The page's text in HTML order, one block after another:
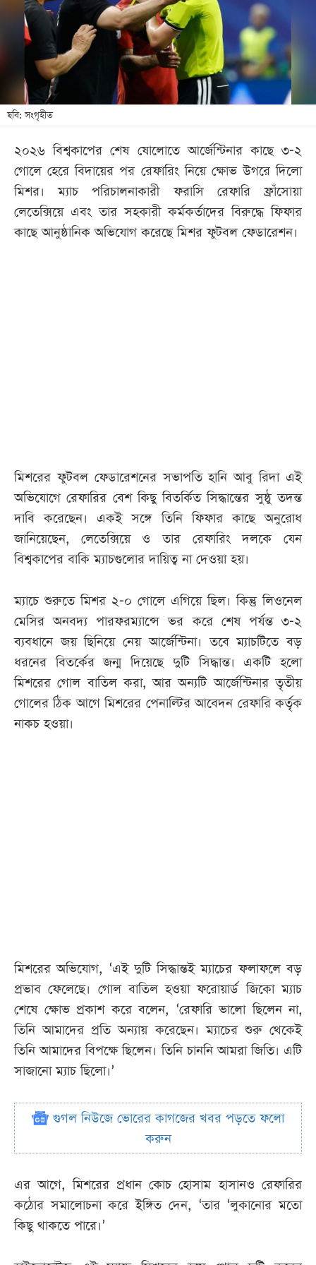
খেলা
বিনোদন
লাইফ
স্টাইল
শিক্ষা
সব
বিভাগ
ছবি: সংগৃহীত
২০২৬ বিশ্বকাপের শেষ ষোলোতে আর্জেন্টিনার কাছে ৩-২
গোলে হেরে বিদায়ের পর রেফারিং নিয়ে ক্ষোভ উগরে দিলো
মিশর। ম্যাচ পরিচালনাকারী ফরাসি রেফারি ফ্রাঁসোয়া
লেতেক্সিয়ে এবং তার সহকারী কর্মকর্তাদের বিরুদ্ধে ফিফার
কাছে আনুষ্ঠানিক অভিযোগ করেছে মিশর ফুটবল ফেডারেশন।
মিশরের ফুটবল ফেডারেশনের সভাপতি হানি আবু রিদা এই
অভিযোগে রেফারির বেশ কিছু বিতর্কিত সিদ্ধান্তের সুষ্ঠু তদন্ত
দাবি করেছেন। একই সঙ্গে তিনি ফিফার কাছে অনুরোধ
জানিয়েছেন, লেতেক্সিয়ে ও তার রেফারিং দলকে যেন
বিশ্বকাপের বাকি ম্যাচগুলোর দায়িত্ব না দেওয়া হয়।
ম্যাচে শুরুতে মিশর ২-০ গোলে এগিয়ে ছিল। কিন্তু লিওনেল
মেসির অনবদ্য পারফরম্যান্সে ভর করে শেষ পর্যন্ত ৩-২
ব্যবধানে জয় ছিনিয়ে নেয় আর্জেন্টিনা। তবে ম্যাচটিতে বড়
ধরনের বিতর্কের জন্ম দিয়েছে দুটি সিদ্ধান্ত। একটি হলো
মিশরের গোল বাতিল করা, আর অন্যটি আর্জেন্টিনার তৃতীয়
গোলের ঠিক আগে মিশরের পেনাল্টির আবেদন রেফারি কর্তৃক
নাকচ হওয়া।
মিশরের অভিযোগ, ‘এই দুটি সিদ্ধান্তই ম্যাচের ফলাফলে বড়
প্রভাব ফেলেছে। গোল বাতিল হওয়া ফরোয়ার্ড জিকো ম্যাচ
শেষে ক্ষোভ প্রকাশ করে বলেন, ‘রেফারি ভালো ছিলেন না,
তিনি আমাদের প্রতি অন্যায় করেছেন। ম্যাচের শুরু থেকেই
তিনি আমাদের বিপক্ষে ছিলেন। তিনি চাননি আমরা জিতি। এটি
সাজানো ম্যাচ ছিলো।’
গুগল নিউজে ভোরের কাগজের খবর পড়তে ফলো
করুন
এর আগে, মিশরের প্রধান কোচ হোসাম হাসানও রেফারির
কঠোর সমালোচনা করে ইঙ্গিত দেন, ‘তার ‘লুকানোর মতো
কিছু থাকতে পারে।’